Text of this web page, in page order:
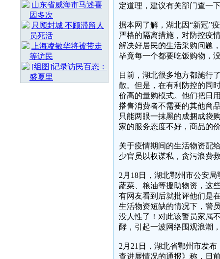
山东省威海市马述喜
因多次
只顾封城 不顾滞留人
员死活
上海凌敏华将被带走
等访民
[组图]记录访民百态：
盛夏里
定道理，建议有关部门查一
据本网了解，湖北因“新冠”
严格的隔离措施，对防控疫
解决好居民的生活采购问题
毕竟每一个都要吃饭购物，
目前，湖北很多地方都施行
散。但是，在有利防控的同
价高的量购模式。他们把日
搭售消费者不需要的其他商
只能两眼一抹黑的成捆成袋
家的服务态度不好，商品的
关于疫情期间的生活物资配
少官员以权谋私，贪污浪费
2月18日，湖北鄂州市公安
蔬菜、粮油等援助物资，这
有网友看到后就批评他们是
生活物资短缺的情况下，警
没人性了！对此该警员家属
酵，引起一波网络围观浪潮
2月21日，湖北省鄂州市发
查进展情况的通报》称，日